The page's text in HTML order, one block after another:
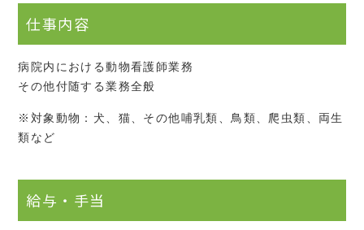
仕事内容
病院内における動物看護師業務
その他付随する業務全般
※対象動物：犬、猫、その他哺乳類、鳥類、爬虫類、両生
類など
給与・手当